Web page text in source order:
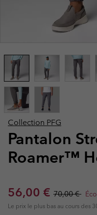
Collection PFG
Pantalon
Roamer™
Sale price:
56,00 € Regular
70,00 €
Le prix le plus bas au cours des